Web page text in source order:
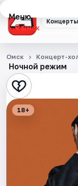
Концерты
Меню
Омск
Концерты
Театр
Стендап
Ночной режим
Омск Концерт-
18+